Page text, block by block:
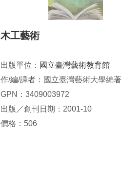
木工藝術
出版單位： 國立臺灣藝術教育館
作/編/譯者：國立臺灣藝術大學編著
GPN：3409003972
出版／創刊日期：2001-10
價格：506